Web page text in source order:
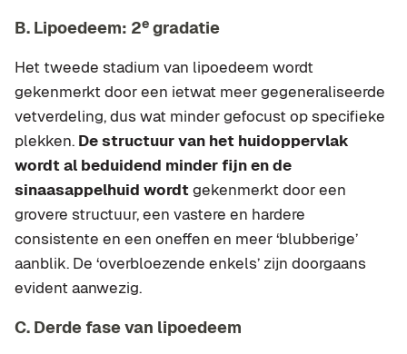
B. Lipoedeem: 2e gradatie
Het tweede stadium van lipoedeem wordt
gekenmerkt door een ietwat meer gegeneraliseerde
vetverdeling, dus wat minder gefocust op specifieke
plekken. De structuur van het huidoppervlak
wordt al beduidend minder fijn en de
sinaasappelhuid wordtgekenmerkt door een
grovere structuur, een vastere en hardere
consistente en een oneffen en meer ‘blubberige’
aanblik. De ‘overbloezende enkels’ zijn doorgaans
evident aanwezig.
C. Derde fase van lipoedeem